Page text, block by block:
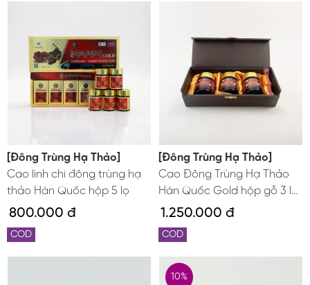
[Đông Trùng Hạ Thảo]
Cao linh chi đông trùng hạ
thảo Hàn Quốc hộp 5 lọ
800.000 đ
COD
[Đông Trùng Hạ Thảo]
Cao Đông Trùng Hạ Thảo
Hàn Quốc Gold hộp gỗ 3 lọ
x 120g
1.250.000 đ
COD
10%